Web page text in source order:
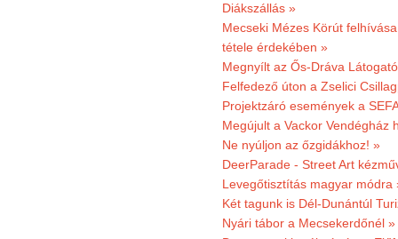
Diákszállás »
Mecseki Mézes Körút
tétele érdekében »
Megnyílt az Ős-Dráva
Felfedező úton a Zselici
Projektzáró események a
Megújult a Vackor Vendégház
Ne nyúljon az őzgidákhoz! »
DeerParade - Street Art
Levegőtisztítás magyar módra
Két tagunk is Dél-Dunántúl
Nyári tábor a Mecsekerdőnél »